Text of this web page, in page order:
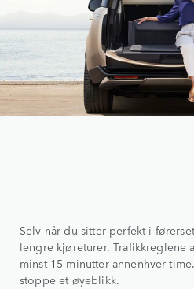
Selv når du sitter perfekt i
lengre kjøreturer. Trafikkreglene
minst 15 minutter annenhver
stoppe et øyeblikk.